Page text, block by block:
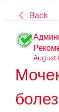
Back
August